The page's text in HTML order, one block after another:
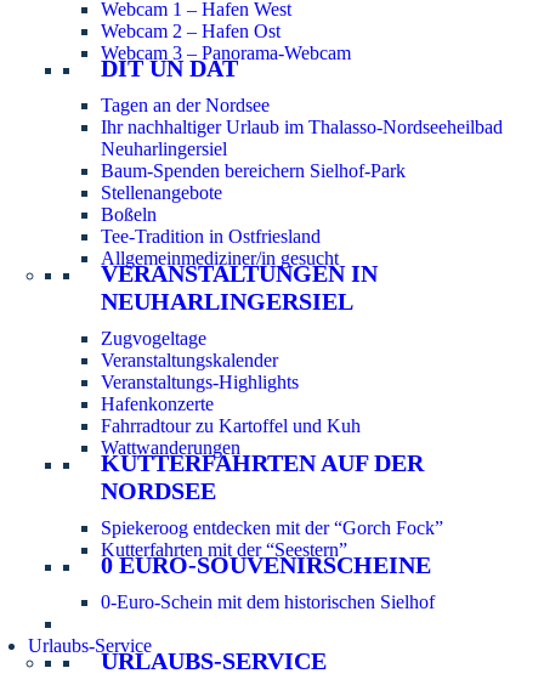
Webcam 1 – Hafen West
Webcam 2 – Hafen Ost
Webcam 3 – Panorama-Webcam
DIT UN DAT
Tagen an der Nordsee
Ihr nachhaltiger Urlaub im Thalasso-Nordseeheilbad
Neuharlingersiel
Baum-Spenden bereichern Sielhof-Park
Stellenangebote
Boßeln
Tee-Tradition in Ostfriesland
Allgemeinmediziner/in gesucht
VERANSTALTUNGEN IN
NEUHARLINGERSIEL
Zugvogeltage
Veranstaltungskalender
Veranstaltungs-Highlights
Hafenkonzerte
Fahrradtour zu Kartoffel und Kuh
Wattwanderungen
KUTTERFAHRTEN AUF DER
NORDSEE
Spiekeroog entdecken mit der “Gorch Fock”
Kutterfahrten mit der “Seestern”
0 EURO-SOUVENIRSCHEINE
0-Euro-Schein mit dem historischen Sielhof
Urlaubs-Service
URLAUBS-SERVICE